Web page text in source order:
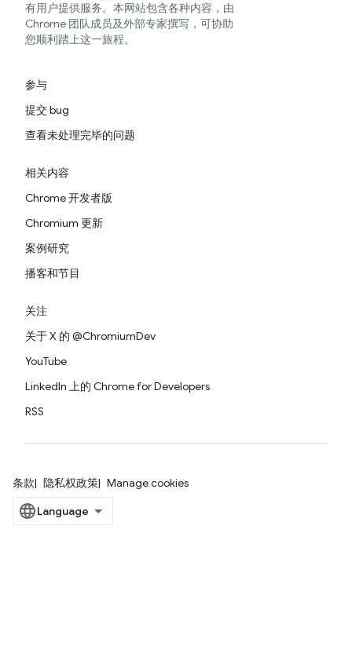
有用户提供服务。本网站包含各种内容，由
Chrome 团队成员及外部专家撰写，可协助
您顺利踏上这一旅程。
参与
提交 bug
查看未处理完毕的问题
相关内容
Chrome 开发者版
Chromium 更新
案例研究
播客和节目
关注
关于 X 的 @ChromiumDev
YouTube
LinkedIn 上的 Chrome for Developers
RSS
条款 隐私权政策 Manage cookies